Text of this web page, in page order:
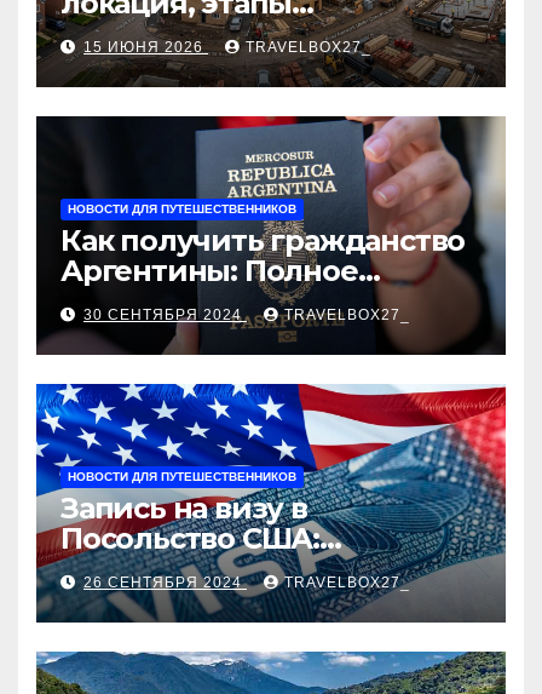
строительства, проверка
застройщика, сценарии
оформления сделки и
рыночные ориентиры
15 ИЮНЯ 2026 TRAVELBOX27_
НОВОСТИ ДЛЯ ПУТЕШЕСТВЕННИКОВ
Как получить гражданство
Аргентины: Полное
руководство
30 СЕНТЯБРЯ 2024 TRAVELBOX27_
НОВОСТИ ДЛЯ ПУТЕШЕСТВЕННИКОВ
Запись на визу в
Посольство США:
Пошаговое руководство
26 СЕНТЯБРЯ 2024 TRAVELBOX27_